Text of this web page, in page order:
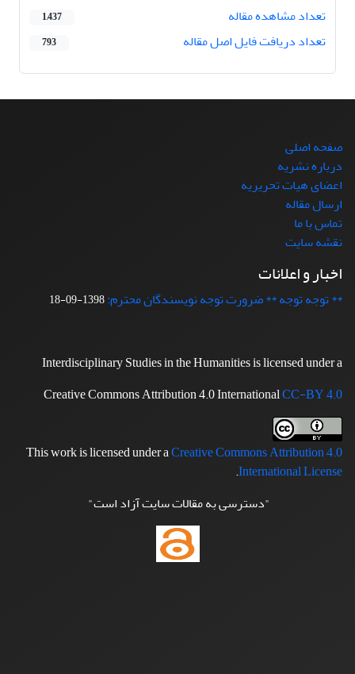
تعداد مشاهده مقاله
1,437
تعداد دریافت فایل اصل مقاله 793
صفحه اصلی
درباره نشریه
اعضای هیات تحریریه
ارسال مقاله
تماس با ما
نقشه سایت
اخبار و اعلانات
** توجه توجه ** ضرورت توجه نویسندگان محترم:1398-09-18
Interdisciplinary Studies in the Humanities is licensed under a
Creative Commons Attribution 4.0 InternationalCC-BY 4.0
This work is licensed under aCreative Commons Attribution 4.0
International License
.
"دسترسی به مقالات سایت آزاد است"